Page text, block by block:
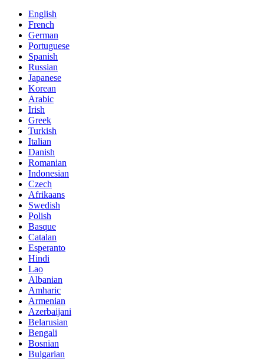
English
French
German
Portuguese
Spanish
Russian
Japanese
Korean
Arabic
Irish
Greek
Turkish
Italian
Danish
Romanian
Indonesian
Czech
Afrikaans
Swedish
Polish
Basque
Catalan
Esperanto
Hindi
Lao
Albanian
Amharic
Armenian
Azerbaijani
Belarusian
Bengali
Bosnian
Bulgarian